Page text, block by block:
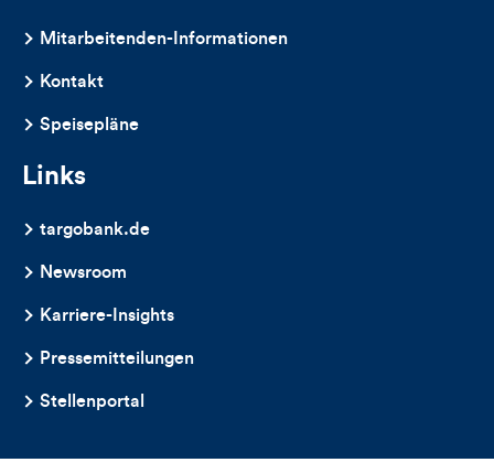
Mitarbeitenden-Informationen
Kontakt
Speisepläne
Links
targobank.de
Newsroom
Karriere-Insights
Pressemitteilungen
Stellenportal